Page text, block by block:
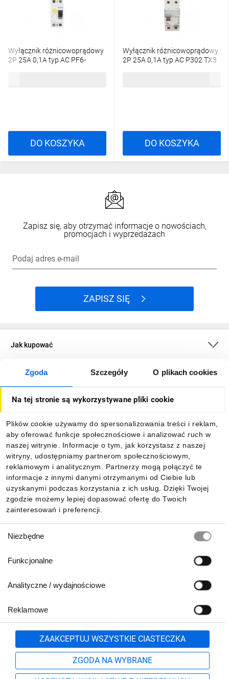
Zgoda Szczegóły O plikach cookies
Na tej stronie są wykorzystywane pliki cookie
Plików cookie używamy do spersonalizowania treści i reklam,
aby oferować funkcje społecznościowe i analizować ruch w
naszej witrynie. Informacje o tym, jak korzystasz z naszej
witryny, udostępniamy partnerom społecznościowym,
reklamowym i analitycznym. Partnerzy mogą połączyć te
informacje z innymi danymi otrzymanymi od Ciebie lub
uzyskanymi podczas korzystania z ich usług. Dzięki Twojej
zgodzie możemy lepiej dopasować ofertę do Twoich
zainteresowań i preferencji.
zgody
Niezbędne
Funkcjonalne
Analityczne / wydajnościowe
Reklamowe
ZAAKCEPTUJ WSZYSTKIE CIASTECZKA
ZGODA NA WYBRANE
Wyłącznik różnicowoprądowy
2P 25A 0,1A typ AC PF6-
DO KOSZYKA
Wyłącznik różnicowoprądowy
2P 25A 0,1A typ AC P302 TX3
DO KOSZYKA
Zapisz się, aby otrzymać informacje o nowościach,
promocjach i wyprzedażach
Podaj adres e-mail
ZAPISZ SIĘ
Jak kupować
O firmie
Informacje
Pobierz naszą aplikację mobilną:
801 500 700 lub
71 37 61 600
Formularz kontaktowy